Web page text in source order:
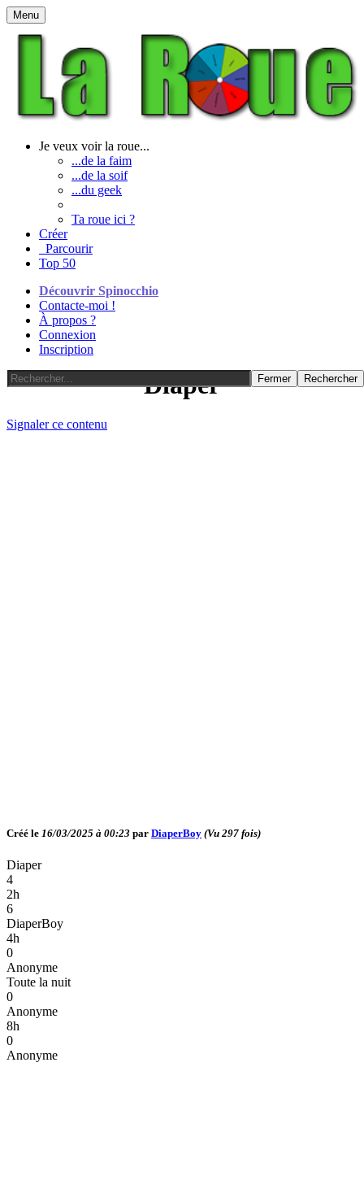
Menu
Je veux voir la roue...
...de la faim
...de la soif
...du geek
Ta roue ici ?
Créer
Parcourir
Top 50
Découvrir Spinocchio
Contacte-moi !
À propos ?
Connexion
Inscription
Fermer Rechercher
Diaper
Signaler ce contenu
Créé le 16/03/2025 à 00:23 par DiaperBoy (Vu 297 fois)
Diaper
4
2h
6
DiaperBoy
4h
0
Anonyme
Toute la nuit
0
Anonyme
8h
0
Anonyme